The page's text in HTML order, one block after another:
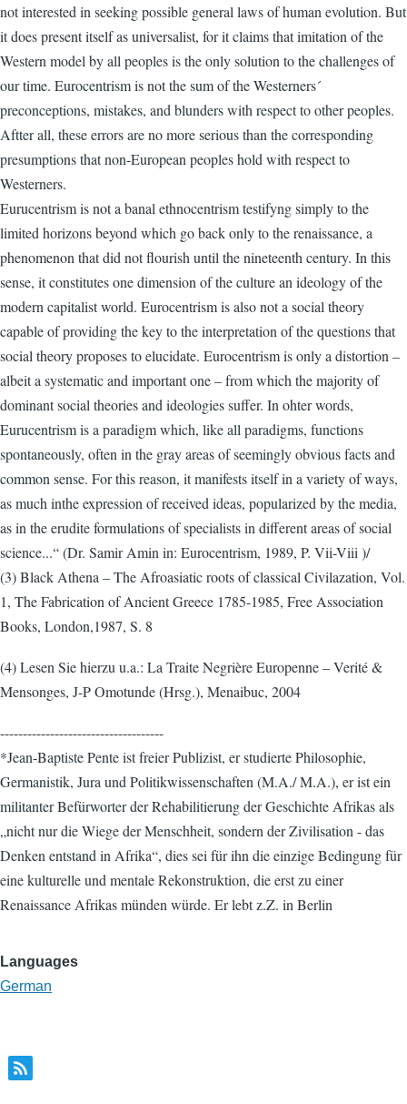
not interested in seeking possible general laws of human evolution. But
it does present itself as universalist, for it claims that imitation of the
Western model by all peoples is the only solution to the challenges of
our time. Eurocentrism is not the sum of the Westerners´
preconceptions, mistakes, and blunders with respect to other peoples.
Aftter all, these errors are no more serious than the corresponding
presumptions that non-European peoples hold with respect to
Westerners.
Eurucentrism is not a banal ethnocentrism testifyng simply to the
limited horizons beyond which go back only to the renaissance, a
phenomenon that did not flourish until the nineteenth century. In this
sense, it constitutes one dimension of the culture an ideology of the
modern capitalist world. Eurocentrism is also not a social theory
capable of providing the key to the interpretation of the questions that
social theory proposes to elucidate. Eurocentrism is only a distortion –
albeit a systematic and important one – from which the majority of
dominant social theories and ideologies suffer. In ohter words,
Eurucentrism is a paradigm which, like all paradigms, functions
spontaneously, often in the gray areas of seemingly obvious facts and
common sense. For this reason, it manifests itself in a variety of ways,
as much inthe expression of received ideas, popularized by the media,
as in the erudite formulations of specialists in different areas of social
science...“ (Dr. Samir Amin in: Eurocentrism, 1989, P. Vii-Viii )/
(3) Black Athena – The Afroasiatic roots of classical Civilazation, Vol.
1, The Fabrication of Ancient Greece 1785-1985, Free Association
Books, London,1987, S. 8
(4) Lesen Sie hierzu u.a.: La Traite Negrière Europenne – Verité &
Mensonges, J-P Omotunde (Hrsg.), Menaibuc, 2004
------------------------------------
*Jean-Baptiste Pente ist freier Publizist, er studierte Philosophie,
Germanistik, Jura und Politikwissenschaften (M.A./ M.A.), er ist ein
militanter Befürworter der Rehabilitierung der Geschichte Afrikas als
„nicht nur die Wiege der Menschheit, sondern der Zivilisation - das
Denken entstand in Afrika“, dies sei für ihn die einzige Bedingung für
eine kulturelle und mentale Rekonstruktion, die erst zu einer
Renaissance Afrikas münden würde. Er lebt z.Z. in Berlin
Languages
German